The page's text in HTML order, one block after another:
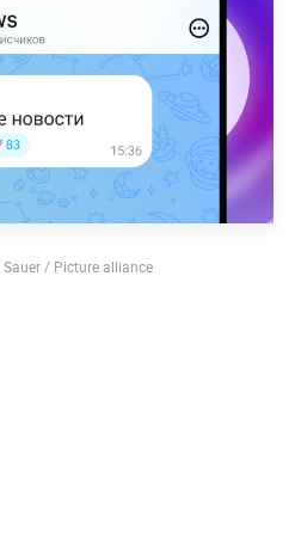
/ Picture alliance